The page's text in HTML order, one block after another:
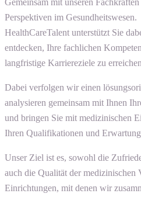
Gemeinsam mit unseren
Perspektiven im Gesundheitswesen.
HealthCareTalent unterstützt Sie
entdecken, Ihre fachlichen
langfristige Karriereziele zu
Dabei verfolgen wir einen
analysieren gemeinsam mit Ihnen
und bringen Sie mit medizinischen
Ihren Qualifikationen und
Unser Ziel ist es, sowohl die
auch die Qualität der medizinischen
Einrichtungen, mit denen wir